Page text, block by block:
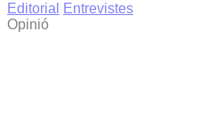
Editorial
Entrevistes
Opinió